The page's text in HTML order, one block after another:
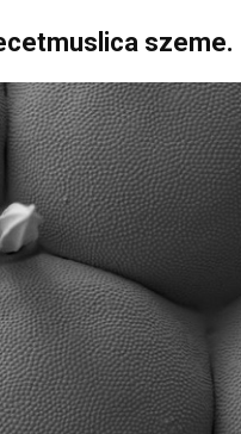
szeme.